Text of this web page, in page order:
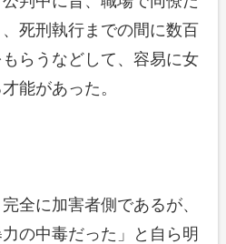
死刑執行までの間に数百
らうなどして、容易に女
能があった。
全に加害者側であるが、
の中毒だった」と自ら明